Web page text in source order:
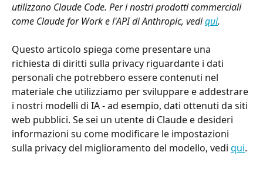
utilizzano Claude Code. Per i nostri prodotti commerciali
come Claude for Work e l'API di Anthropic, vedi qui.
Questo articolo spiega come presentare una
richiesta di diritti sulla privacy riguardante i dati
personali che potrebbero essere contenuti nel
materiale che utilizziamo per sviluppare e addestrare
i nostri modelli di IA - ad esempio, dati ottenuti da siti
web pubblici. Se sei un utente di Claude e desideri
informazioni su come modificare le impostazioni
sulla privacy del miglioramento del modello, vedi qui.